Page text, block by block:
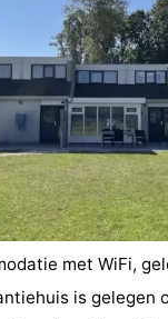
met WiFi,
is gelegen